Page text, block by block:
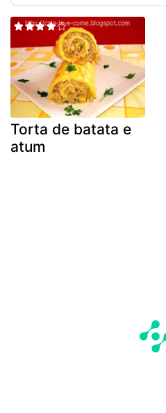
Torta de batata e
atum